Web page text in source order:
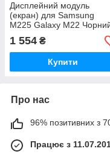
Дисплейний модуль
(екран) для Samsung
M225 Galaxy M22
LCD OLED У рамці (PRC)
1 554 ₴
Купити
Про нас
96% позитивних з 70
Працює з